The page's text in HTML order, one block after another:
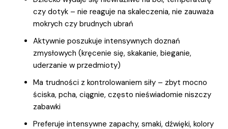
czy dotyk – nie reaguje na skaleczenia, nie zauważa
mokrych czy brudnych ubrań
Aktywnie poszukuje intensywnych doznań
zmysłowych (kręcenie się, skakanie, bieganie,
uderzanie w przedmioty)
Ma trudności z kontrolowaniem siły – zbyt mocno
ściska, pcha, ciągnie, często nieświadomie niszczy
zabawki
Preferuje intensywne zapachy, smaki, dźwięki, kolory